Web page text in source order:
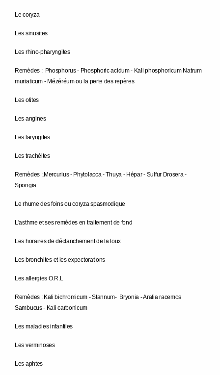
Le coryza
Les sinusites
Les rhino-pharyngites
Remèdes : Phosphorus - Phosphoric acidum - Kali phosphoricum Natrum
muriaticum - Mézéréum ou la perte des repères
Les otites
Les angines
Les laryngites
Les trachéites
Remèdes :,Mercurius - Phytolacca - Thuya - Hépar - Sulfur Drosera -
Spongia
Le rhume des foins ou coryza spasmodique
L'asthme et ses remèdes en traitement de fond
Les horaires de déclanchement de la toux
Les bronchites et les expectorations
Les allergies O.R.L
Remèdes : Kali bichromicum - Stannum- Bryonia - Aralia racemos
Sambucus - Kali carbonicum
Les maladies infantiles
Les verminoses
Les aphtes